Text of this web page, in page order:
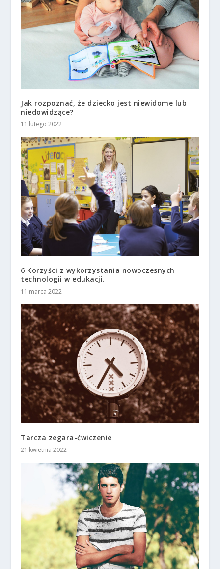
Jak rozpoznać, że dziecko jest niewidome lub
niedowidzące?
11 lutego 2022
6 Korzyści z wykorzystania nowoczesnych
technologii w edukacji.
11 marca 2022
Tarcza zegara-ćwiczenie
21 kwietnia 2022